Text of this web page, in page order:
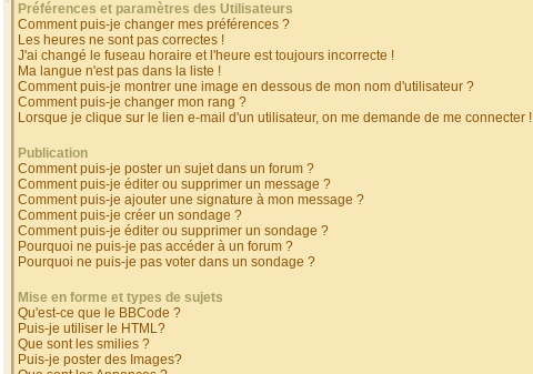
Préférences et paramètres des Utilisateurs
Comment puis-je changer mes préférences ?
Les heures ne sont pas correctes !
J'ai changé le fuseau horaire et l'heure est toujours incorrecte !
Ma langue n'est pas dans la liste !
Comment puis-je montrer une image en dessous de mon nom d'utilisateur ?
Comment puis-je changer mon rang ?
Lorsque je clique sur le lien e-mail d'un utilisateur, on me demande de me connecter !
Publication
Comment puis-je poster un sujet dans un forum ?
Comment puis-je éditer ou supprimer un message ?
Comment puis-je ajouter une signature à mon message ?
Comment puis-je créer un sondage ?
Comment puis-je éditer ou supprimer un sondage ?
Pourquoi ne puis-je pas accéder à un forum ?
Pourquoi ne puis-je pas voter dans un sondage ?
Mise en forme et types de sujets
Qu'est-ce que le BBCode ?
Puis-je utiliser le HTML?
Que sont les smilies ?
Puis-je poster des Images?